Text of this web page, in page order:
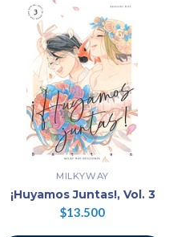
MILKYWAY
¡Huyamos Juntas!, Vol. 3
$13.500